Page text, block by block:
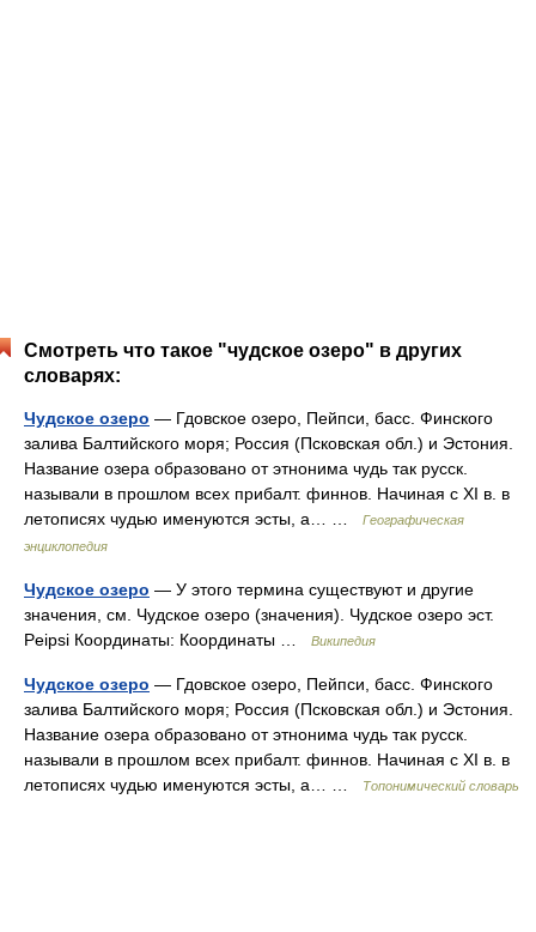
Смотреть что такое "чудское озеро" в других
словарях:
Чудское озеро — Гдовское озеро, Пейпси, басс. Финского
залива Балтийского моря; Россия (Псковская обл.) и Эстония.
Название озера образовано от этнонима чудь так русск.
называли в прошлом всех прибалт. финнов. Начиная с XI в. в
летописях чудью именуются эсты, а… …
Географическая
энциклопедия
Чудское озеро — У этого термина существуют и другие
значения, см. Чудское озеро (значения). Чудское озеро эст.
Peipsi Координаты: Координаты …
Википедия
Чудское озеро — Гдовское озеро, Пейпси, басс. Финского
залива Балтийского моря; Россия (Псковская обл.) и Эстония.
Название озера образовано от этнонима чудь так русск.
называли в прошлом всех прибалт. финнов. Начиная с XI в. в
летописях чудью именуются эсты, а… …
Топонимический словарь